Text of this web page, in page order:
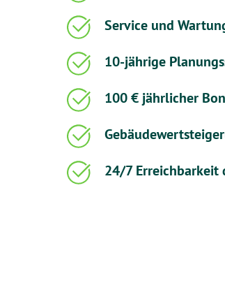
Service und
10-jährige
100 € jährlicher
24/7 Erreichbarkeit